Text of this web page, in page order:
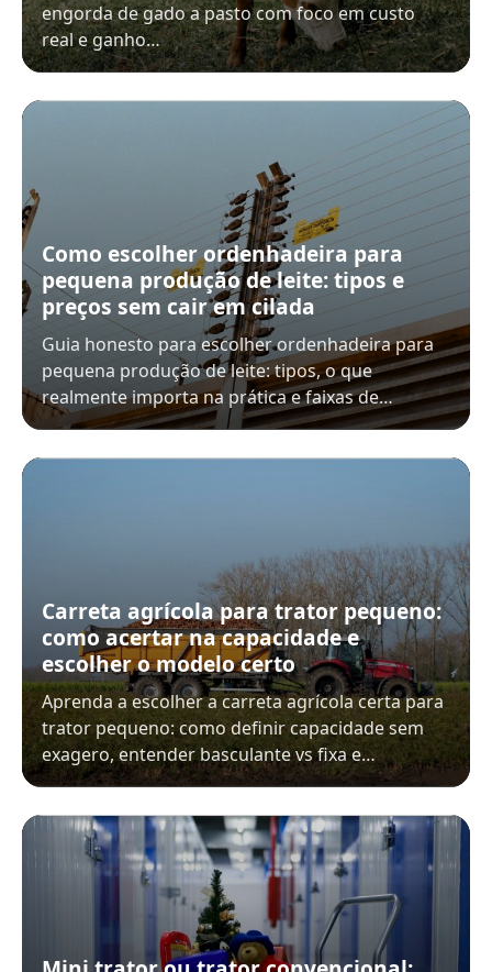
engorda de gado a pasto com foco em custo
real e ganho…
Como escolher ordenhadeira para
pequena produção de leite: tipos e
preços sem cair em cilada
Guia honesto para escolher ordenhadeira para
pequena produção de leite: tipos, o que
realmente importa na prática e faixas de…
Carreta agrícola para trator pequeno:
como acertar na capacidade e
escolher o modelo certo
Aprenda a escolher a carreta agrícola certa para
trator pequeno: como definir capacidade sem
exagero, entender basculante vs fixa e…